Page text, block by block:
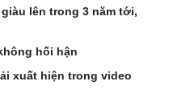
lên trong 3 năm tới,
hối hận
xuất hiện trong video